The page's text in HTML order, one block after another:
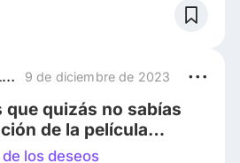
Sin embargo, la
Una característica
historias de princesas de
Disney Club Latam 9 de diciembre de 2023
que quizás no sabías
de la película
enseña el poder de los
los deseos